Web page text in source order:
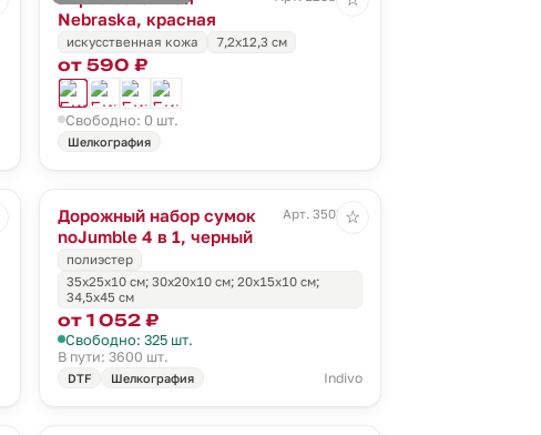
Nebraska, красная
искусственная кожа 7,2х12,3 см
от 590 ₽
Свободно: 0 шт.
Шелкография
Дорожный набор сумок
noJumble 4 в 1, черный
Арт. 3503.30
полиэстер
35х25х10 см; 30х20х10 см; 20х15х10 см;
34,5х45 см
от 1 052 ₽
Свободно: 325 шт.
В пути: 3600 шт.
DTF Шелкография Indivo
☆